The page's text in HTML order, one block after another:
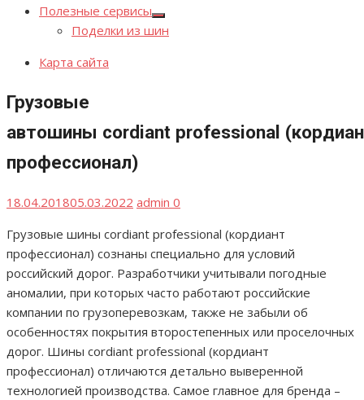
Полезные сервисы
Показывать
подменю
Поделки из шин
Карта сайта
Грузовые
автошины cordiant professional
профессионал)
Опубликовано
18.04.201805.03.2022 Автор
admin 0
Грузовые шины cordiant professional (кордиант
профессионал) сознаны специально для условий
российский дорог. Разработчики учитывали погодные
аномалии, при которых часто работают российские
компании по грузоперевозкам, также не забыли об
особенностях покрытия второстепенных или проселочных
дорог. Шины cordiant professional (кордиант
профессионал) отличаются детально выверенной
технологией производства. Самое главное для бренда –